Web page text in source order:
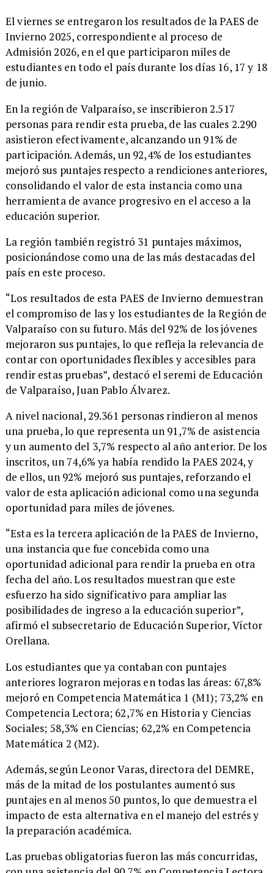
​El viernes se entregaron los resultados de la PAES de
Invierno 2025, correspondiente al proceso de
Admisión 2026, en el que participaron miles de
estudiantes en todo el país durante los días 16, 17 y 18
de junio.
En la región de Valparaíso, se inscribieron 2.517
personas para rendir esta prueba, de las cuales 2.290
asistieron efectivamente, alcanzando un 91% de
participación. Además, un 92,4% de los estudiantes
mejoró sus puntajes respecto a rendiciones anteriores,
consolidando el valor de esta instancia como una
herramienta de avance progresivo en el acceso a la
educación superior.
La región también registró 31 puntajes máximos,
posicionándose como una de las más destacadas del
país en este proceso.
“Los resultados de esta PAES de Invierno demuestran
el compromiso de las y los estudiantes de la Región de
Valparaíso con su futuro. Más del 92% de los jóvenes
mejoraron sus puntajes, lo que refleja la relevancia de
contar con oportunidades flexibles y accesibles para
rendir estas pruebas”, destacó el seremi de Educación
de Valparaíso, Juan Pablo Álvarez.
A nivel nacional, 29.361 personas rindieron al menos
una prueba, lo que representa un 91,7% de asistencia
y un aumento del 3,7% respecto al año anterior. De los
inscritos, un 74,6% ya había rendido la PAES 2024, y
de ellos, un 92% mejoró sus puntajes, reforzando el
valor de esta aplicación adicional como una segunda
oportunidad para miles de jóvenes.
“Esta es la tercera aplicación de la PAES de Invierno,
una instancia que fue concebida como una
oportunidad adicional para rendir la prueba en otra
fecha del año. Los resultados muestran que este
esfuerzo ha sido significativo para ampliar las
posibilidades de ingreso a la educación superior”,
afirmó el subsecretario de Educación Superior, Víctor
Orellana.
Los estudiantes que ya contaban con puntajes
anteriores lograron mejoras en todas las áreas: 67,8%
mejoró en Competencia Matemática 1 (M1); 73,2% en
Competencia Lectora; 62,7% en Historia y Ciencias
Sociales; 58,3% en Ciencias; 62,2% en Competencia
Matemática 2 (M2).
Además, según Leonor Varas, directora del DEMRE,
más de la mitad de los postulantes aumentó sus
puntajes en al menos 50 puntos, lo que demuestra el
impacto de esta alternativa en el manejo del estrés y
la preparación académica.
Las pruebas obligatorias fueron las más concurridas,